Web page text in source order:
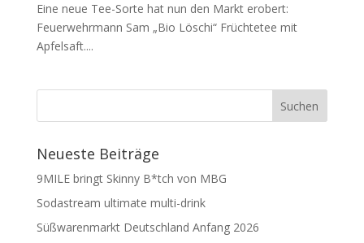
Eine neue Tee-Sorte hat nun den Markt erobert:
Feuerwehrmann Sam „Bio Löschi“ Früchtetee mit
Apfelsaft....
Neueste Beiträge
9MILE bringt Skinny B*tch von MBG
Sodastream ultimate multi-drink
Süßwarenmarkt Deutschland Anfang 2026